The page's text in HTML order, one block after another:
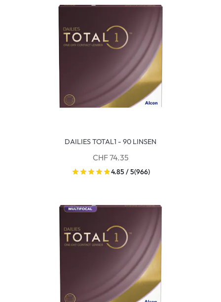
DAILIES TOTAL1 - 90 LINSEN
CHF 74.35
4.85 / 5(966)